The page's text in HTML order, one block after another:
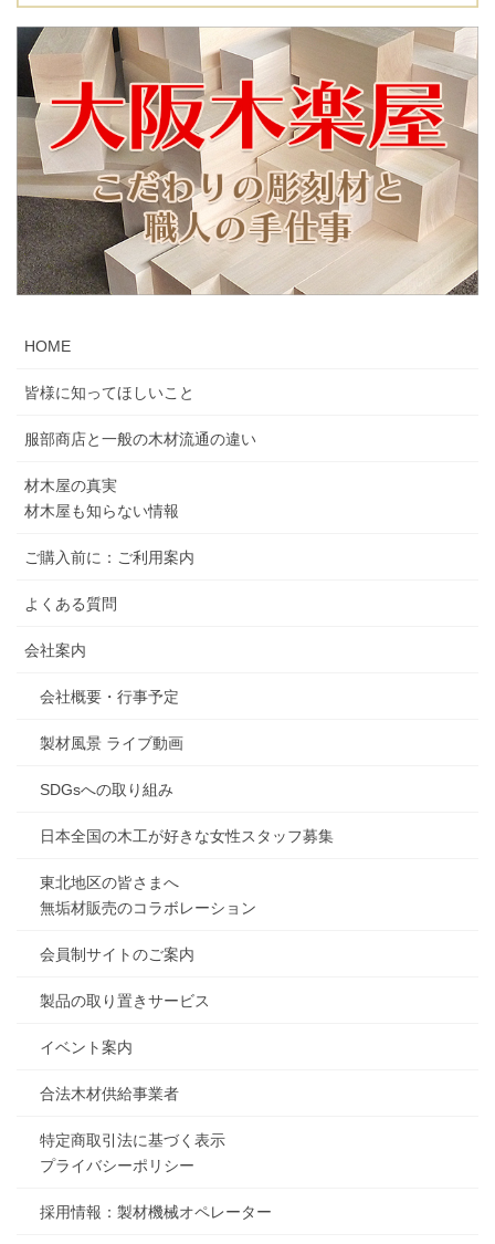
HOME
皆様に知ってほしいこと
服部商店と一般の木材流通の違い
材木屋の真実
材木屋も知らない情報
ご購入前に：ご利用案内
よくある質問
会社案内
会社概要・行事予定
製材風景 ライブ動画
SDGsへの取り組み
日本全国の木工が好きな女性スタッフ募集
東北地区の皆さまへ
無垢材販売のコラボレーション
会員制サイトのご案内
製品の取り置きサービス
イベント案内
合法木材供給事業者
特定商取引法に基づく表示
プライバシーポリシー
採用情報：製材機械オペレーター